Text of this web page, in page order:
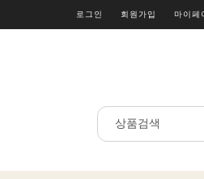
로그인 회원가입 마이페